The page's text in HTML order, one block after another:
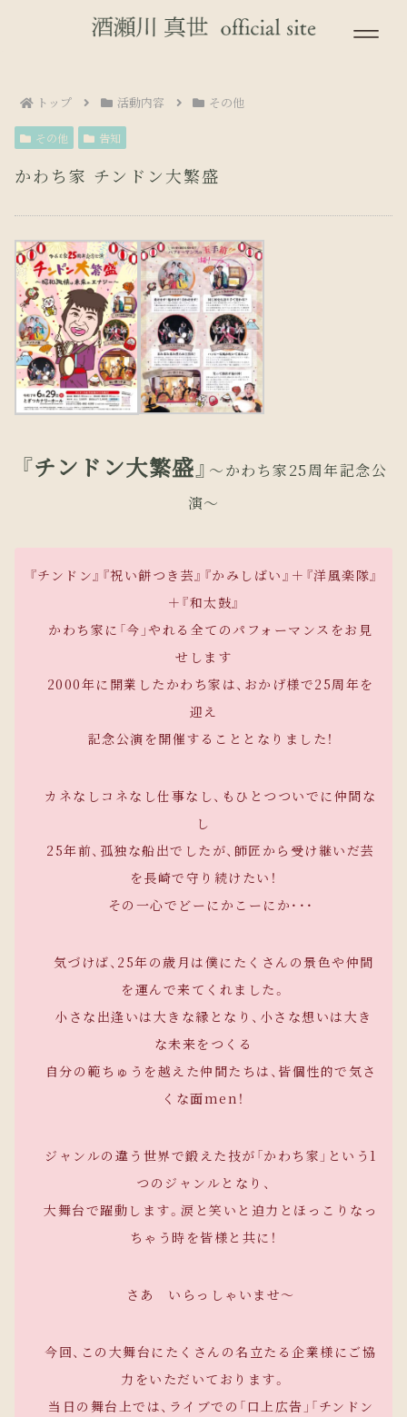
トップ 活動内容 その他
その他 告知
かわち家 チンドン大繁盛
『チンドン大繁盛』 ～かわち家25周年記念公
演～
『チンドン』​​『祝い餅つき芸』『かみしばい』＋『洋風楽隊』
＋『和太鼓』
かわち家に「今」やれる全てのパフォーマンスをお見
せします
2000年に開業したかわち家は、おかげ様で25周年を
迎え
記念公演を開催することとなりました！
​​ カネなしコネなし仕事なし、もひとつついでに仲間な
し​
​ 25年前、孤独な船出でしたが、師匠から受け継いだ芸
を長崎で守り続けたい！
その一心でどーにかこーにか・・・
気づけば、25年の歳月は僕にたくさんの景色や仲間
を運んで来てくれました。​
小さな出逢いは大きな縁となり、小さな想いは大き
な未来をつくる
自分の範ちゅうを越えた仲間たちは、皆個性的で気さ
くな面men！​
ジャンルの違う世界で鍛えた技が「かわち家」という1
つのジャンルとなり、
大舞台で躍動します。涙と笑いと迫力とほっこりなっ
ちゃう時を皆様と共に！
さあ いらっしゃいませ～
今回、この大舞台にたくさんの名立たる企業様にご協
力をいただいております。
当日の舞台上では、ライブでの「口上広告」「チンドン